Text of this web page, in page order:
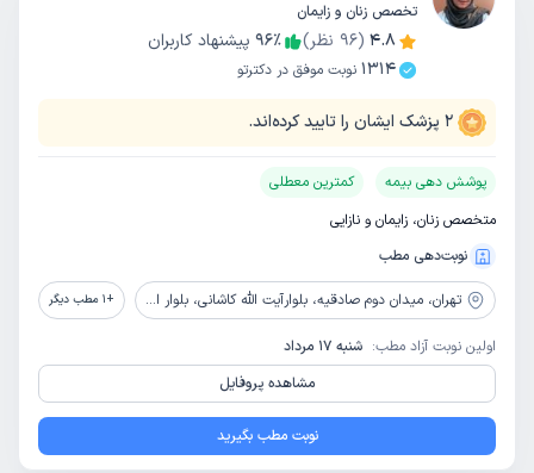
تخصص زنان و زایمان
4.8
(
96 نظر) 96٪
پیشنهاد کاربران
1314 نوبت موفق در دکترتو
2 پزشک ایشان را تایید کرده‌اند.
پوشش دهی بیمه
کمترین معطلی
متخصص زنان، زایمان و نازایی
نوبت‌دهی مطب
تهران، میدان دوم صادقیه، بلوارآیت الله کاشانی، بلوار اباذر، بیمارستان تخصصی و فوق تخصصی پیامبران +
1 مطب دیگر
اولین نوبت آزاد مطب: شنبه 17 مرداد
مشاهده پروفایل
نوبت مطب بگیرید